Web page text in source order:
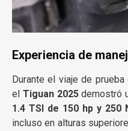
Experiencia de
Durante el viaje de
el Tiguan 2025demostró
1.4 TSI de 150 hp y 250
incluso en alturas